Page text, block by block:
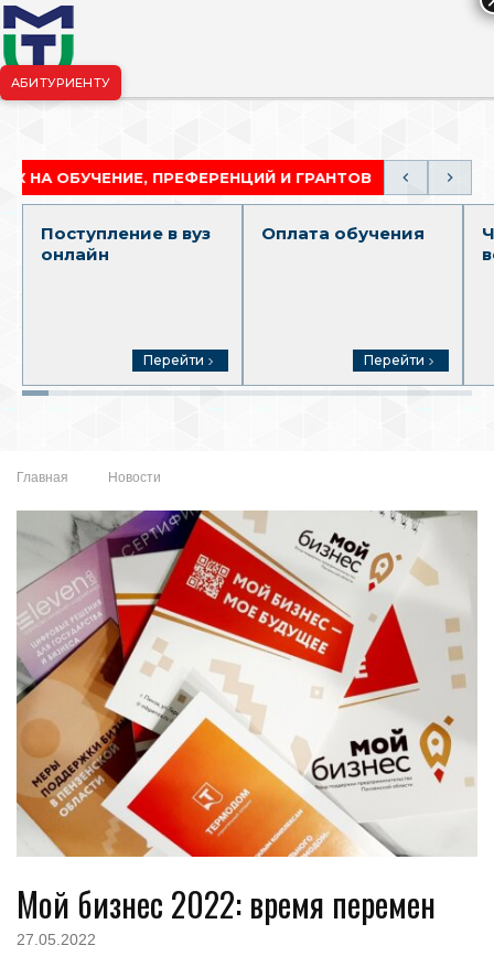
АБИТУРИЕНТУ
ПРЕФЕРЕНЦИЙ И ГРАНТОВ
Поступление в вуз
онлайн
Перейти
Оплата обучения
Перейти
Главная Новости
Мой бизнес 2022: время перемен
27.05.2022